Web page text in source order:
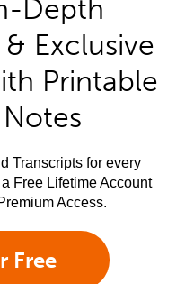
Depth
Exclusive
Printable
Transcripts for every
Free Lifetime Account
Access.
Free